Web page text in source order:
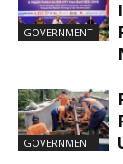
GOVERNMENT
GOVERNMENT